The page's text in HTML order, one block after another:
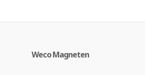
Weco Magneten